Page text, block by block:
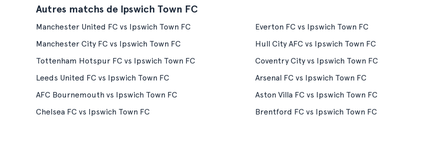
Autres matchs de Ipswich Town FC
Manchester United FC vs Ipswich Town FC
Everton FC vs Ipswich Town FC
Manchester City FC vs Ipswich Town FC
Hull City AFC vs Ipswich Town FC
Tottenham Hotspur FC vs Ipswich Town FC
Coventry City vs Ipswich Town FC
Leeds United FC vs Ipswich Town FC
Arsenal FC vs Ipswich Town FC
AFC Bournemouth vs Ipswich Town FC
Aston Villa FC vs Ipswich Town FC
Chelsea FC vs Ipswich Town FC
Brentford FC vs Ipswich Town FC